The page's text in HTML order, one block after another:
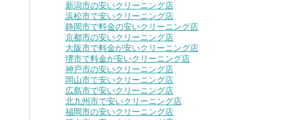
新潟市の安いクリーニング店
浜松市で安いクリーニング店
静岡市で料金の安いクリーニング店
京都市の安いクリーニング店
大阪市で料金が安いクリーニング店
堺市で料金が安いクリーニング店
神戸市の安いクリーニング店
岡山市で安いクリーニング店
広島市で安いクリーニング店
北九州市で安いクリーニング店
福岡市の安いクリーニング店